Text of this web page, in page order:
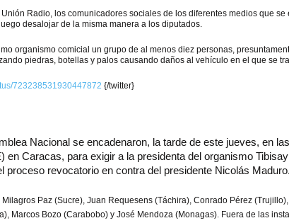
Radio, los comunicadores sociales de los diferentes medios que se
desalojar de la misma manera a los diputados.
organismo comicial un grupo de al menos diez personas,
piedras, botellas y palos causando daños al vehículo en el que se
723238531930447872 {/twitter}
Nacional se encadenaron, la tarde de este jueves, en
en Caracas, para exigir a la presidenta del organismo
proceso revocatorio en contra del presidente Nicolás Maduro.
Milagros Paz (Sucre), Juan Requesens (Táchira), Conrado Pérez
Marcos Bozo (Carabobo) y José Mendoza (Monagas). Fuera de las